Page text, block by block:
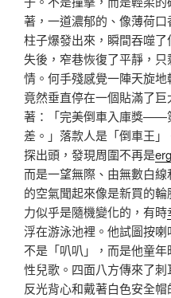
著，一道濃郁的、像薄荷
柱子爆發出來，瞬間吞噬
失後，窄巷恢復了平靜，
情。何手殘感覺一陣天旋
竟然垂直停在一個貼滿了
著：「完美倒車入庫獎——
差。」落款人是「倒車王」
探出頭，發現周圍不再是
而是一望無際、由無數白
的空氣聞起來像是新買的
力似乎是隨機變化的，有時
浮在游泳池裡。他試圖按
不是「叭叭」，而是他童
性兒歌。四面八方傳來了
反光背心和戴著白色安全